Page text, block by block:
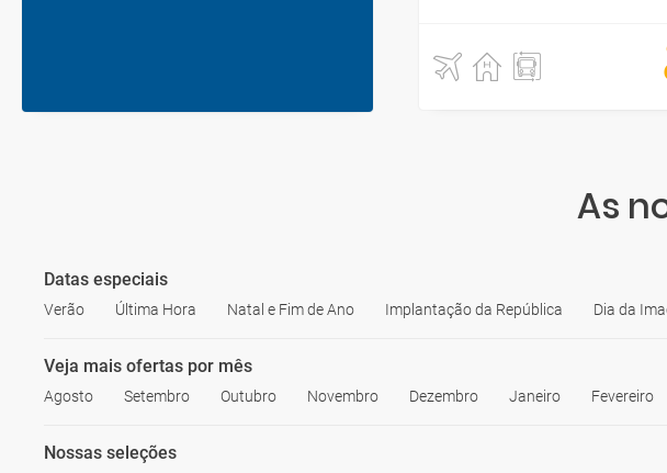
As
Datas especiais
Verão Última Hora Natal e Fim de Ano Implantação da República Dia da
Veja mais ofertas por mês
Agosto Setembro Outubro Novembro Dezembro Janeiro Fevereiro
Nossas seleções